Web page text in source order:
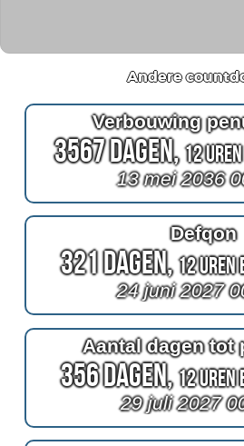
Andere
Verbouwing
3567 Dagen,12
13 mei 2036
Defqon
321 Dagen,12 Uren
24 juni 2027
Aantal dagen tot
356 Dagen,12 Uren
29 juli 2027